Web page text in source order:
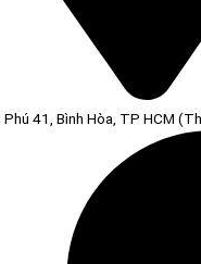
Phú 41, Bình Hòa, TP HCM